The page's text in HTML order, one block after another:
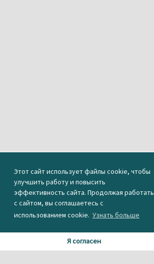
Этот сайт использует файлы cookie, чтобы
улучшить работу и повысить
эффективность сайта. Продолжая работать
с сайтом, вы соглашаетесь с
использованием cookie. Узнать больше
Я согласен